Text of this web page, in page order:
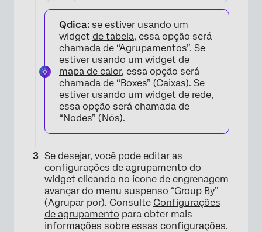
Qdica: se estiver usando um
widget de tabela, essa opção será
chamada de “Agrupamentos”. Se
estiver usando um widget de
mapa de calor, essa opção será
chamada de “Boxes” (Caixas). Se
estiver usando um widget de rede,
essa opção será chamada de
“Nodes” (Nós).
Se desejar, você pode editar as
configurações de agrupamento do
widget clicando no ícone de engrenagem
avançar do menu suspenso “Group By”
(Agrupar por). Consulte Configurações
de agrupamento para obter mais
informações sobre essas configurações.